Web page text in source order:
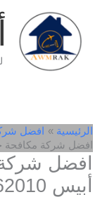
المحتوى
الرئيسية
افضل
افضل شركة مكافحة حشرات في
افضل
أبيس 01033162010- خصم 50%